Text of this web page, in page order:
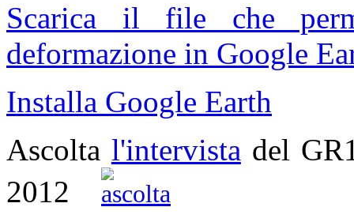
Scarica il file che
deformazione in Google
Installa Google Earth
Ascolta l'intervista del
2012